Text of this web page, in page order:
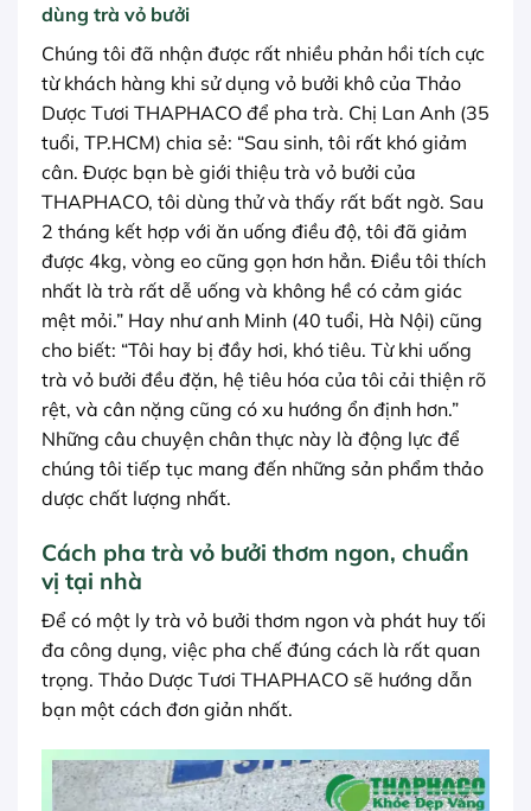
dùng trà vỏ bưởi
Chúng tôi đã nhận được rất nhiều phản hồi tích cực
từ khách hàng khi sử dụng vỏ bưởi khô của Thảo
Dược Tươi THAPHACO để pha trà. Chị Lan Anh (35
tuổi, TP.HCM) chia sẻ: “Sau sinh, tôi rất khó giảm
cân. Được bạn bè giới thiệu trà vỏ bưởi của
THAPHACO, tôi dùng thử và thấy rất bất ngờ. Sau
2 tháng kết hợp với ăn uống điều độ, tôi đã giảm
được 4kg, vòng eo cũng gọn hơn hẳn. Điều tôi thích
nhất là trà rất dễ uống và không hề có cảm giác
mệt mỏi.” Hay như anh Minh (40 tuổi, Hà Nội) cũng
cho biết: “Tôi hay bị đầy hơi, khó tiêu. Từ khi uống
trà vỏ bưởi đều đặn, hệ tiêu hóa của tôi cải thiện rõ
rệt, và cân nặng cũng có xu hướng ổn định hơn.”
Những câu chuyện chân thực này là động lực để
chúng tôi tiếp tục mang đến những sản phẩm thảo
dược chất lượng nhất.
Cách pha trà vỏ bưởi thơm ngon, chuẩn
vị tại nhà
Để có một ly trà vỏ bưởi thơm ngon và phát huy tối
đa công dụng, việc pha chế đúng cách là rất quan
trọng. Thảo Dược Tươi THAPHACO sẽ hướng dẫn
bạn một cách đơn giản nhất.